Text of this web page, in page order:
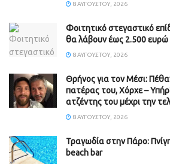
8 ΑΥΓΟΎΣΤΟΥ, 2026
Φοιτητικό στεγαστικό
θα λάβουν έως 2.500 ευρώ
8 ΑΥΓΟΎΣΤΟΥ, 2026
Θρήνος για τον Μέσι:
πατέρας του, Χόρχε –
ατζέντης του μέχρι την
8 ΑΥΓΟΎΣΤΟΥ, 2026
Τραγωδία στην Πάρο:
beach bar